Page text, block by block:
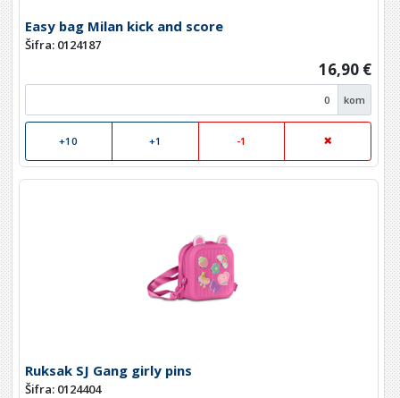
Easy bag Milan kick and score
Šifra: 0124187
16,90 €
kom
+10 +1 -1
Ruksak SJ Gang girly pins
Šifra: 0124404